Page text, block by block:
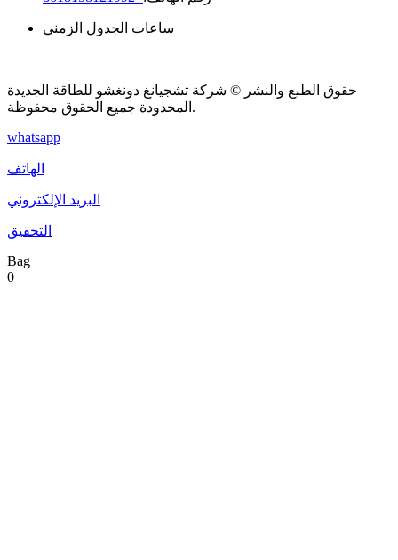
ساعات الجدول الزمني
حقوق الطبع والنشر © شركة تشجيانغ دونغشو للطاقة الجديدة
المحدودة جميع الحقوق محفوظة.
whatsapp
الهاتف
البريد الإلكتروني
التحقيق
Bag
0